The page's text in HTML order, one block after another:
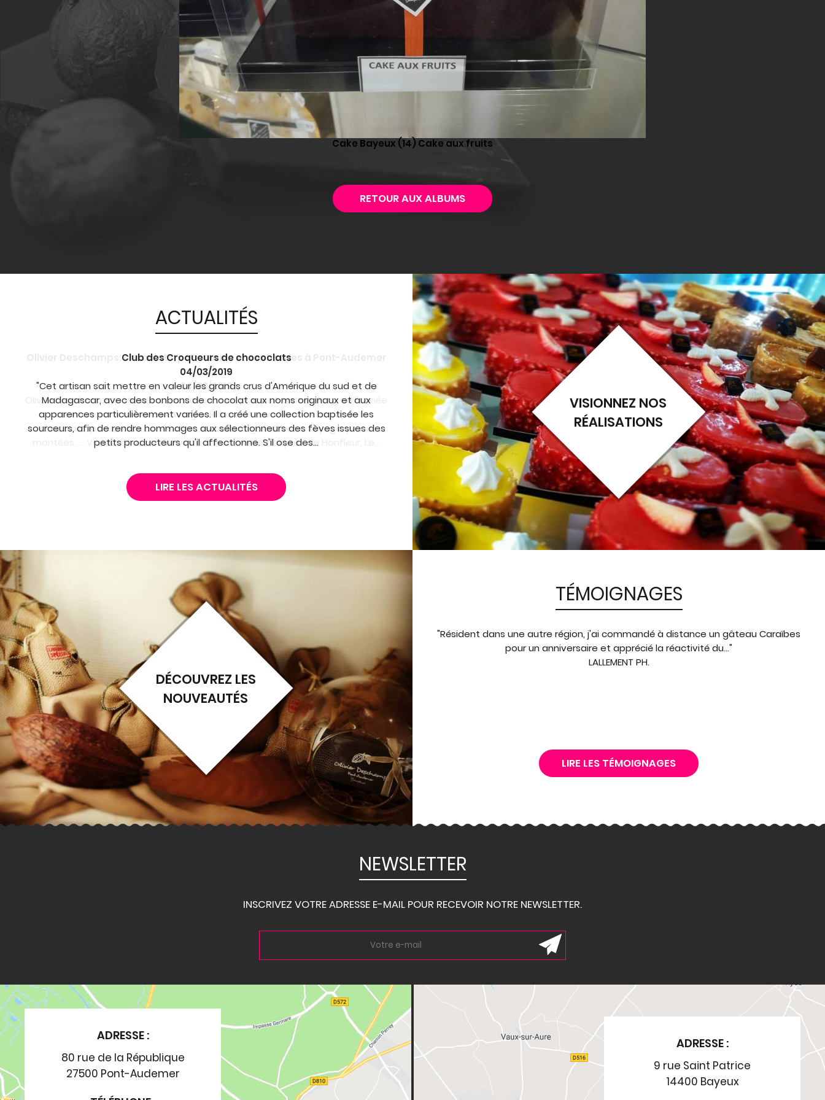
Cake Bayeux (14) Cake aux fruits
RETOUR AUX ALBUMS
VISIONNEZ NOS
RÉALISATIONS
ACTUALITÉS
Club des Croqueurs de chococlats
04/03/2019
"Cet artisan sait mettre en valeur les grands crus d'Amérique du sud et de
Madagascar, avec des bonbons de chocolat aux noms originaux et aux
apparences particulièrement variées. Il a créé une collection baptisée les
sourceurs, afin de rendre hommages aux sélectionneurs des fèves issues des
petits producteurs qu'il affectionne. S'il ose des...
LIRE LES ACTUALITÉS
DÉCOUVREZ LES
NOUVEAUTÉS
TÉMOIGNAGES
"Résident dans une autre région, j'ai commandé à distance un gâteau Caraïbes
pour un anniversaire et apprécié la réactivité du..."
LALLEMENT PH.
LIRE LES TÉMOIGNAGES
NEWSLETTER
INSCRIVEZ VOTRE ADRESSE E-MAIL POUR RECEVOIR NOTRE NEWSLETTER.
ADRESSE :
80 rue de la République
27500 Pont-Audemer
ADRESSE :
9 rue Saint Patrice
14400 Bayeux